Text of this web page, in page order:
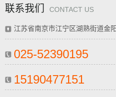
联系我们 CONTACT US
江苏省南京市江宁区湖熟街道金
025-52390195
15190477151